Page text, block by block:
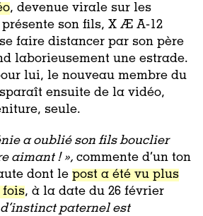
, devenue virale sur les
son fils, X Æ A-12
faire distancer par son père
laborieusement une estrade.
lui, le nouveau membre du
ensuite de la vidéo,
seule.
a oublié son fils bouclier
aimant ! », commente d’un ton
dont le post a été vu plus
fois, à la date du 26 février
d’instinct paternel est